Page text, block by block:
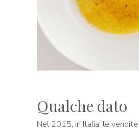
Qualche dato
Nel 2015, in Italia, le